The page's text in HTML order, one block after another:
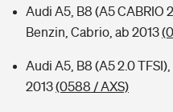
Audi A5, B8 (A5 CABRIO
Benzin, Cabrio, ab 2013
Audi A5, B8 (A5 2.0
2013(0588 / AXS)